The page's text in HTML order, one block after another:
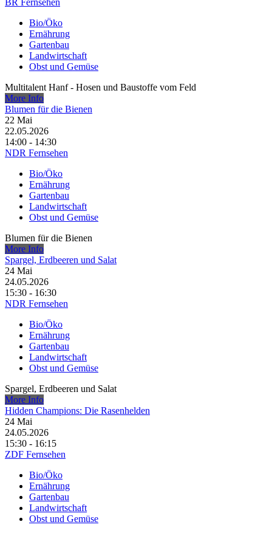
Bio/Öko
Ernährung
Gartenbau
Landwirtschaft
Obst und Gemüse
Multitalent Hanf - Hosen und Baustoffe vom Feld
More Info
Blumen für die Bienen
22 Mai
22.05.2026
14:00 - 14:30
NDR Fernsehen
Bio/Öko
Ernährung
Gartenbau
Landwirtschaft
Obst und Gemüse
Blumen für die Bienen
More Info
Spargel, Erdbeeren und Salat
24 Mai
24.05.2026
15:30 - 16:30
NDR Fernsehen
Bio/Öko
Ernährung
Gartenbau
Landwirtschaft
Obst und Gemüse
Spargel, Erdbeeren und Salat
More Info
Hidden Champions: Die Rasenhelden
24 Mai
24.05.2026
15:30 - 16:15
ZDF Fernsehen
Bio/Öko
Ernährung
Gartenbau
Landwirtschaft
Obst und Gemüse